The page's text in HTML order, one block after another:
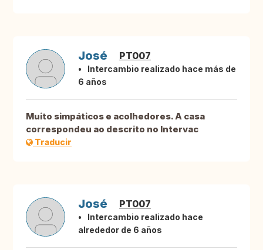
José PT007
Intercambio realizado hace más de
6 años
Muito simpáticos e acolhedores. A casa
correspondeu ao descrito no Intervac
Traducir
José PT007
Intercambio realizado hace
alrededor de 6 años